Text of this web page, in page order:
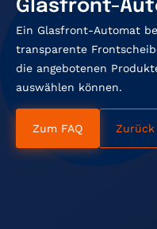
Glasfront-
Ein Glasfront-Automat
transparente
die angebotenen
auswählen können.
Zum FAQ Zurück